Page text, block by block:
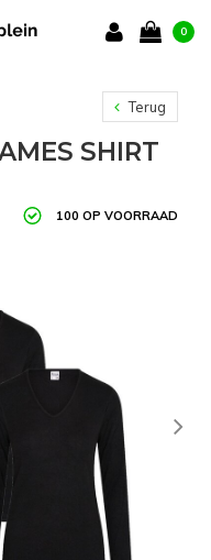
0
Terug
SHIRT
100 OP VOORRAAD